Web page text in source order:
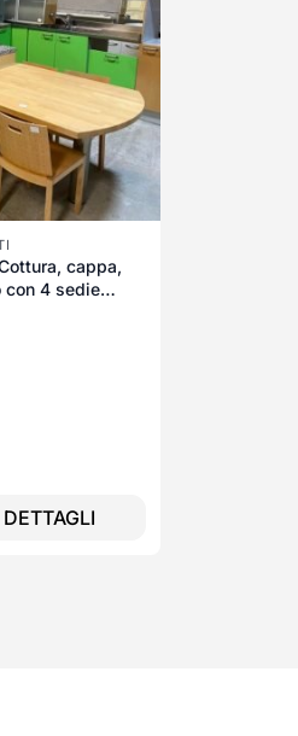
cappa,
con 4 sedie